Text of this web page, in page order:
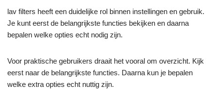
lav filters heeft een duidelijke rol binnen instellingen en gebruik.
Je kunt eerst de belangrijkste functies bekijken en daarna
bepalen welke opties echt nodig zijn.
Voor praktische gebruikers draait het vooral om overzicht. Kijk
eerst naar de belangrijkste functies. Daarna kun je bepalen
welke extra opties echt nuttig zijn.